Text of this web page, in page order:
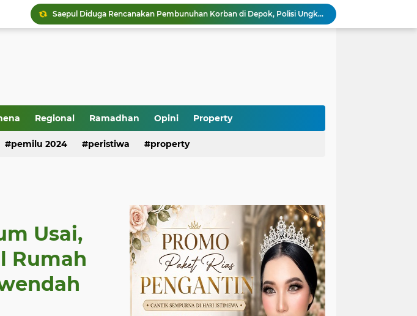
Saepul Diduga Rencanakan Pembunuhan Korban di Depok, Polisi Ungkap Fakta Baru dari Ponselnya
Ramai Kasus Pasien BPJS dan Oknum Nakes, Psikiater Ungkap Cara Bijak Hadapi Konflik di Media Sosial
Program Makan Bergizi Gratis Dipercepat, Daerah 3T dan Kelompok Rentan Jadi Prioritas Utama
Regional Ramadhan Opini Property
pemilu 2024 peristiwa property
Usai,
Rumah